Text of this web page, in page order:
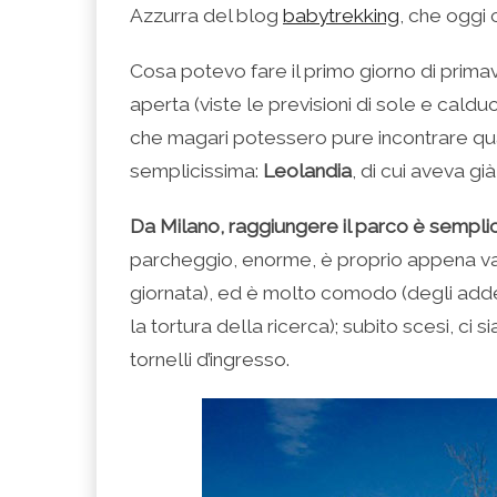
apre
finestra)
Twitter
(Si
nuova
Google+
(Si
apre
nuova
LinkedIn
(Si
nuova
finestra)
apre
in
una
Azzurra del blog babytrekking , che oggi
Cosa potevo fare il primo giorno di
aperta (viste le previsioni di sole e
che magari potessero pure incontrare
semplicissima: Leolandia, di cui aveva
Da Milano, raggiungere il parco è
parcheggio, enorme, è proprio appena
giornata), ed è molto comodo (degli
la tortura della ricerca); subito scesi, ci
tornelli d’ingresso.